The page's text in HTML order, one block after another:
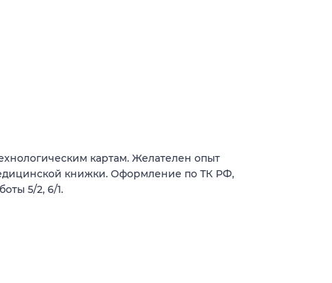
картам. Желателен опыт
книжки. Оформление по ТК РФ,
5/2, 6/1.